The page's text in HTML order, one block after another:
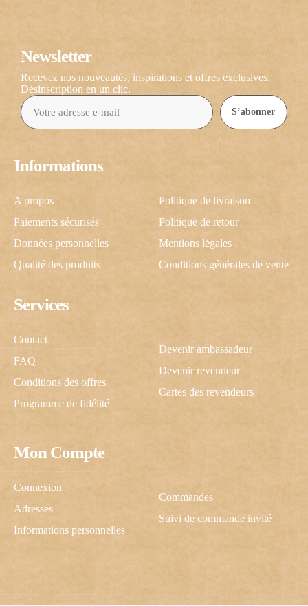
Mon Compte
Connexion
Adresses
Informations personnelles
Commandes
Suivi de commande invité
Services
Contact
FAQ
Conditions des offres
Programme de fidélité
Devenir ambassadeur
Devenir revendeur
Cartes des revendeurs
Informations
A propos
Paiements sécurisés
Données personnelles
Qualité des produits
Politique de livraison
Politique de retour
Mentions légales
Conditions générales de vente
Newsletter
Recevez nos nouveautés, inspirations et offres exclusives.
Désinscription en un clic.
S’abonner
Une